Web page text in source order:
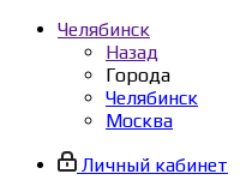
Челябинск
Назад
Города
Челябинск
Москва
Личный кабинет